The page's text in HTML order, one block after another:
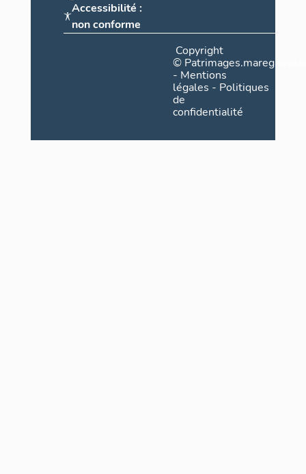
Accessibilité :
non conforme
Copyright
©
- Mentions
légales - Politiques
de
confidentialité